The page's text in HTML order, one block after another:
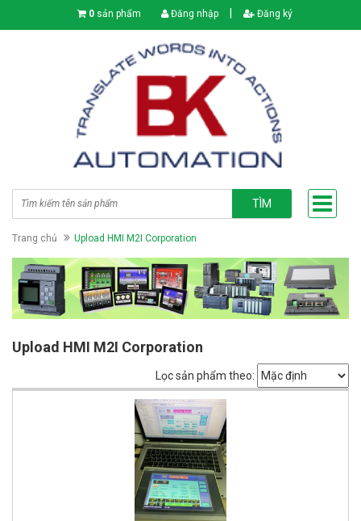
0 sản phẩm Đăng nhập Đăng ký
TÌM
Trang chủ Upload HMI M2I Corporation
Upload HMI M2I Corporation
Lọc sản phẩm theo: